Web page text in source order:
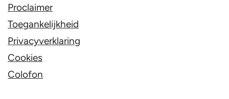
Proclaimer
Toegankelijkheid
Privacyverklaring
Cookies
Colofon